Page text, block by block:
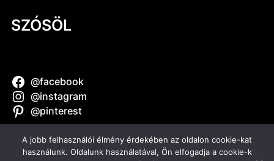
SZÓSÖL
@facebook
@instagram
@pinterest
A jobb felhasználói élmény érdekében az oldalon cookie-kat
használunk. Oldalunk használatával, Ön elfogadja a cookie-k